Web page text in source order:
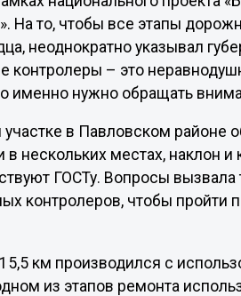
На то, чтобы все этапы
неоднократно указывал
контролеры – это
именно нужно обращать
в Павловском районе
нескольких местах, наклон и
ГОСТу. Вопросы
контролеров, чтобы пройти
км производился с
из этапов ремонта